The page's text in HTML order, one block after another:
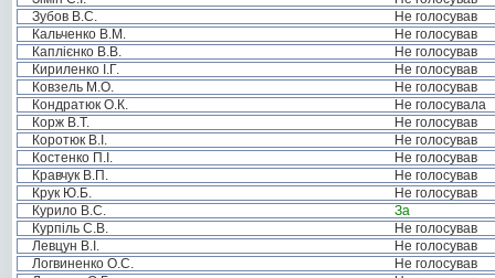
Зубов В.С.
Не голосував
Кальченко В.М.
Не голосував
Каплієнко В.В.
Не голосував
Кириленко І.Г.
Не голосував
Ковзель М.О.
Не голосував
Кондратюк О.К.
Не голосувала
Корж В.Т.
Не голосував
Коротюк В.І.
Не голосував
Костенко П.І.
Не голосував
Кравчук В.П.
Не голосував
Крук Ю.Б.
Не голосував
Курило В.С.
За
Курпіль С.В.
Не голосував
Левцун В.І.
Не голосував
Логвиненко О.С.
Не голосував